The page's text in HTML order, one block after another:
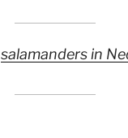
salamanders in